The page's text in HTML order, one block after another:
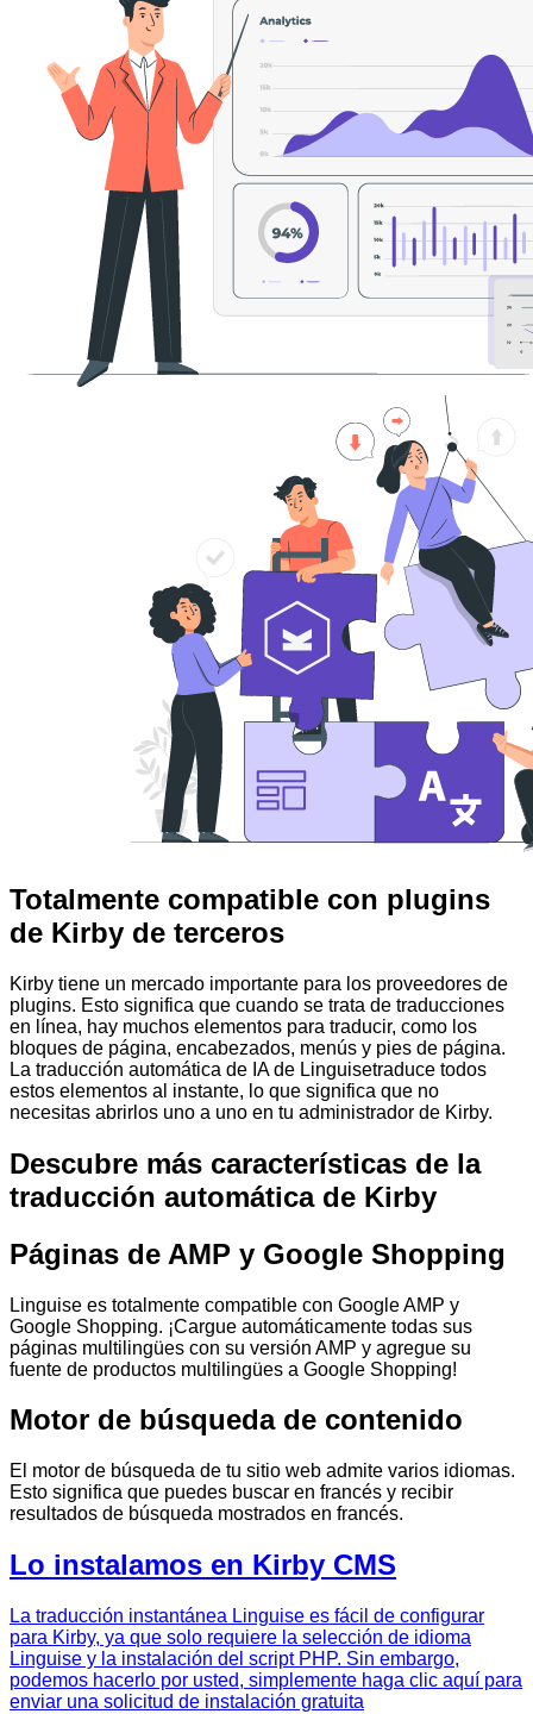
Totalmente compatible con plugins
de Kirby de terceros
Kirby tiene un mercado importante para los proveedores de
plugins. Esto significa que cuando se trata de traducciones
en línea, hay muchos elementos para traducir, como los
bloques de página, encabezados, menús y pies de página.
La traducción automática de IA de Linguisetraduce todos
estos elementos al instante, lo que significa que no
necesitas abrirlos uno a uno en tu administrador de Kirby.
Descubre más características de la
traducción automática de Kirby
Páginas de AMP y Google Shopping
Linguise es totalmente compatible con Google AMP y
Google Shopping. ¡Cargue automáticamente todas sus
páginas multilingües con su versión AMP y agregue su
fuente de productos multilingües a Google Shopping!
Motor de búsqueda de contenido
El motor de búsqueda de tu sitio web admite varios idiomas.
Esto significa que puedes buscar en francés y recibir
resultados de búsqueda mostrados en francés.
Lo instalamos en Kirby CMS
La traducción instantánea Linguise es fácil de configurar
para Kirby, ya que solo requiere la selección de idioma
Linguise y la instalación del script PHP. Sin embargo,
podemos hacerlo por usted, simplemente haga clic aquí para
enviar una solicitud de instalación gratuita